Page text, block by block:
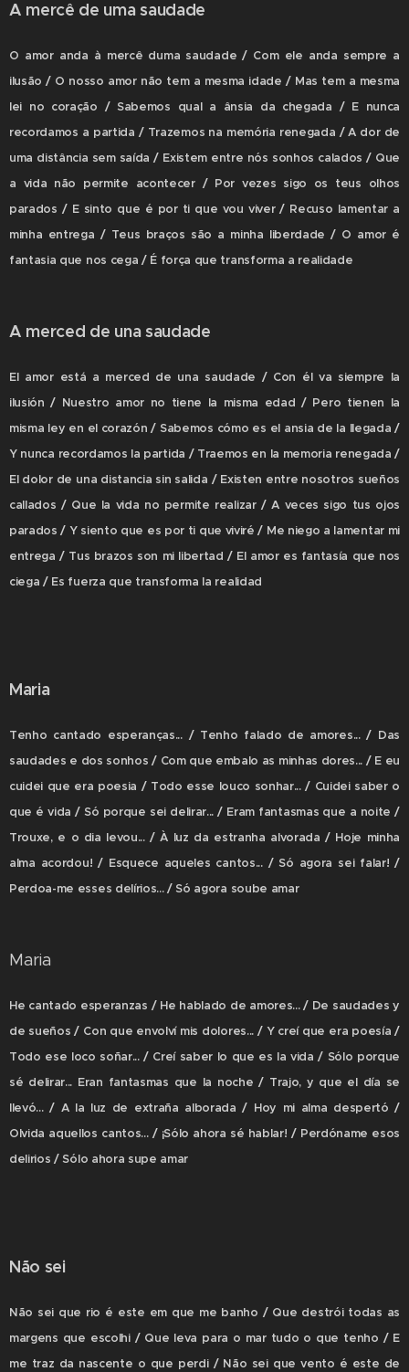
A mercê de uma saudade
O amor anda à mercê duma saudade / Com ele anda sempre a
ilusão / O nosso amor não tem a mesma idade / Mas tem a mesma
lei no coração / Sabemos qual a ânsia da chegada / E nunca
recordamos a partida / Trazemos na memória renegada / A dor de
uma distância sem saída / Existem entre nós sonhos calados / Que
a vida não permite acontecer / Por vezes sigo os teus olhos
parados / E sinto que é por ti que vou viver / Recuso lamentar a
minha entrega / Teus braços são a minha liberdade / O amor é
fantasia que nos cega / É força que transforma a realidade
A merced de una saudade
El amor está a merced de una saudade / Con él va siempre la
ilusión / Nuestro amor no tiene la misma edad / Pero tienen la
misma ley en el corazón / Sabemos cómo es el ansia de la llegada /
Y nunca recordamos la partida / Traemos en la memoria renegada /
El dolor de una distancia sin salida / Existen entre nosotros sueños
callados / Que la vida no permite realizar / A veces sigo tus ojos
parados / Y siento que es por ti que viviré / Me niego a lamentar mi
entrega / Tus brazos son mi libertad / El amor es fantasía que nos
ciega / Es fuerza que transforma la realidad
Maria
Tenho cantado esperanças... / Tenho falado de amores... / Das
saudades e dos sonhos / Com que embalo as minhas dores... / E eu
cuidei que era poesia / Todo esse louco sonhar... / Cuidei saber o
que é vida / Só porque sei delirar... / Eram fantasmas que a noite /
Trouxe, e o dia levou... / À luz da estranha alvorada / Hoje minha
alma acordou! / Esquece aqueles cantos... / Só agora sei falar! /
Perdoa-me esses delírios... / Só agora soube amar
Maria
He cantado esperanzas / He hablado de amores... / De saudades y
de sueños / Con que envolví mis dolores... / Y creí que era poesía /
Todo ese loco soñar... / Creí saber lo que es la vida / Sólo porque
sé delirar... Eran fantasmas que la noche / Trajo, y que el día se
llevó... / A la luz de extraña alborada / Hoy mi alma despertó /
Olvida aquellos cantos... / ¡Sólo ahora sé hablar! / Perdóname esos
delirios / Sólo ahora supe amar
Não sei
Não sei que rio é este em que me banho / Que destrói todas as
margens que escolhi / Que leva para o mar tudo o que tenho / E
me traz da nascente o que perdi / Não sei que vento é este de